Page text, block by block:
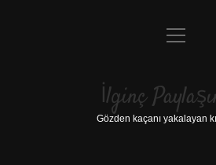
Anasayfa
Yasal Uyarı
menüyü
İlginç
Gözden kaçanı yakalayan